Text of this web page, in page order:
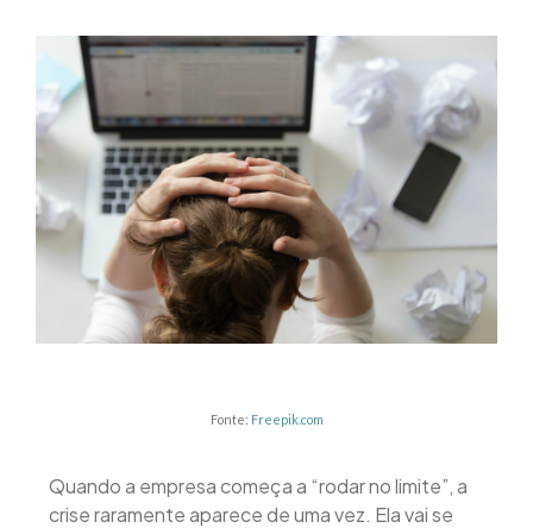
Fonte: Freepik.com
Quando a empresa começa a “rodar no limite”, a
crise raramente aparece de uma vez. Ela vai se